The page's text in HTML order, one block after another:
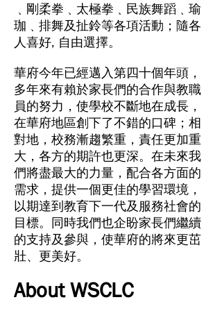
﹑剛柔拳﹑太極拳﹑民族舞蹈﹑瑜
珈﹑排舞及扯鈴等各項活動；隨各
人喜好, 自由選擇。
華府今年已經邁入第四十個年頭，
多年來有賴於家長們的合作與教職
員的努力，使學校不斷地在成長，
在華府地區創下了不錯的口碑；相
對地，校務漸趨繁重，責任更加重
大，各方的期許也更深。在未來我
們將盡最大的力量，配合各方面的
需求，提供一個更佳的學習環境，
以期達到教育下一代及服務社會的
目標。同時我們也企盼家長們繼續
的支持及參與，使華府的將來更茁
壯、更美好。
About WSCLC